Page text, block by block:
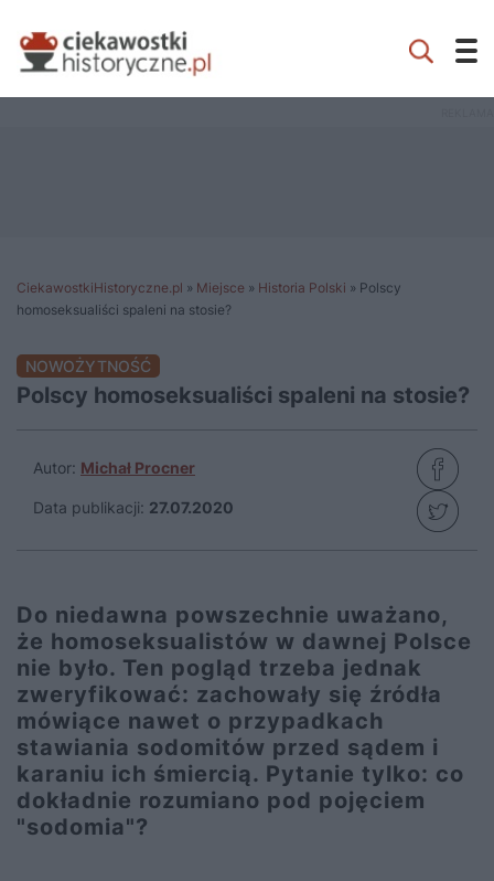
CiekawostkiHistoryczne.pl » Miejsce » Historia Polski » Polscy
homoseksualiści spaleni na stosie?
NOWOŻYTNOŚĆ
Polscy homoseksualiści spaleni na stosie?
Autor: Michał Procner
Data publikacji: 27.07.2020
Do niedawna powszechnie uważano,
że homoseksualistów w dawnej Polsce
nie było. Ten pogląd trzeba jednak
zweryfikować: zachowały się źródła
mówiące nawet o przypadkach
stawiania sodomitów przed sądem i
karaniu ich śmiercią. Pytanie tylko: co
dokładnie rozumiano pod pojęciem
"sodomia"?